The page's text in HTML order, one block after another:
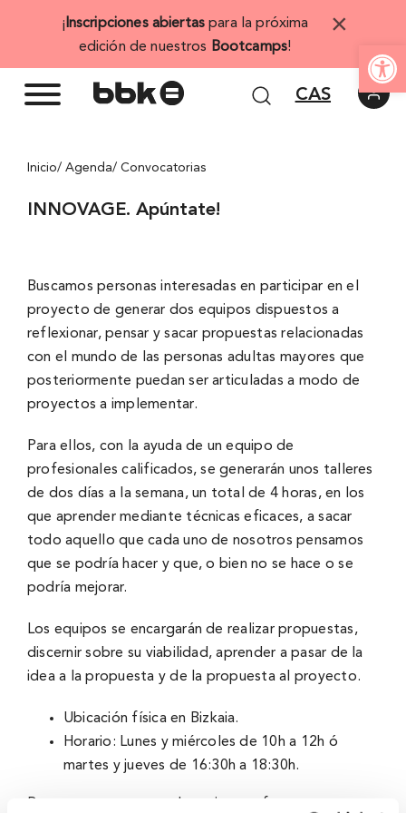
Abrir
¡ Inscripciones abiertas para la próxima
edición de nuestros Bootcamps!
×
CAS
Inicio/ Agenda/ Convocatorias
INNOVAGE. Apúntate!
Buscamos personas interesadas en participar en el
proyecto de generar dos equipos dispuestos a
reflexionar, pensar y sacar propuestas relacionadas
con el mundo de las personas adultas mayores que
posteriormente puedan ser articuladas a modo de
proyectos a implementar.
Para ellos, con la ayuda de un equipo de
profesionales calificados, se generarán unos talleres
de dos dí­as a la semana, un total de 4 horas, en los
que aprender mediante técnicas eficaces, a sacar
todo aquello que cada uno de nosotros pensamos
que se podrí­a hacer y que, o bien no se hace o se
podrí­a mejorar.
Los equipos se encargarán de realizar propuestas,
discernir sobre su viabilidad, aprender a pasar de la
idea a la propuesta y de la propuesta al proyecto.
Ubicación fí­sica en Bizkaia.
Horario: Lunes y miércoles de 10h a 12h ó
martes y jueves de 16:30h a 18:30h.